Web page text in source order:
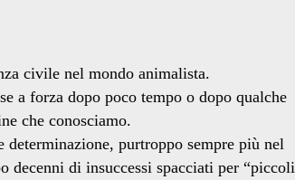
civile nel mondo animalista.
a forza dopo poco tempo o dopo qualche
che conosciamo.
purtroppo sempre più nel
decenni di insuccessi spacciati per “piccoli